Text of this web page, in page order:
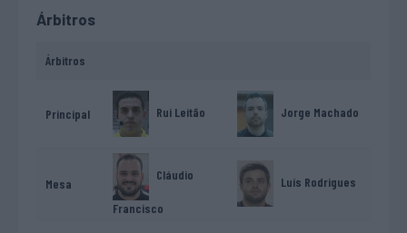
Árbitros
Árbitros
Principal Rui Leitão Jorge Machado
Mesa
Cláudio
Francisco
Luís Rodrigues